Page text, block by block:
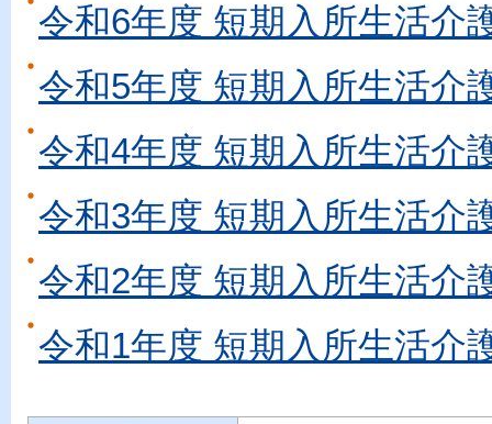
令和6年度 短期入所生活介
令和5年度 短期入所生活介
令和4年度 短期入所生活介
令和3年度 短期入所生活介
令和2年度 短期入所生活介
令和1年度 短期入所生活介